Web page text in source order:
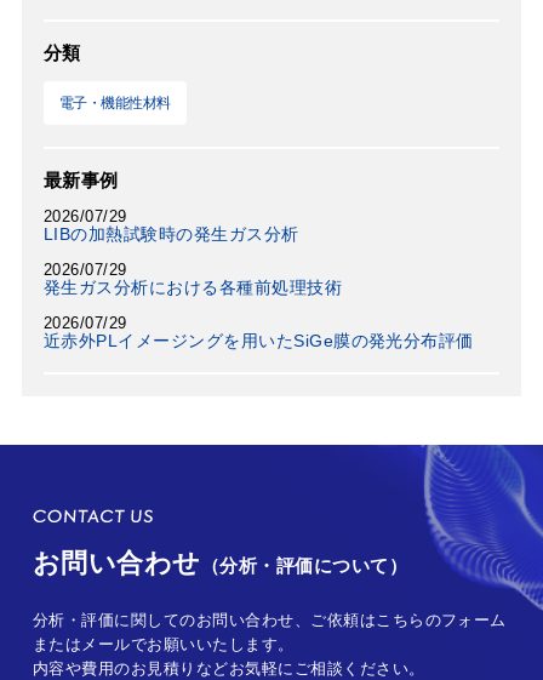
分類
電子・機能性材料
最新事例
2026/07/29
LIBの加熱試験時の発生ガス分析
2026/07/29
発生ガス分析における各種前処理技術
2026/07/29
近赤外PLイメージングを用いたSiGe膜の発光分布評価
お問い合わせ （分析・評価について）
分析・評価に関してのお問い合わせ、ご依頼はこちらのフォーム
またはメールでお願いいたします。
内容や費用のお見積りなどお気軽にご相談ください。